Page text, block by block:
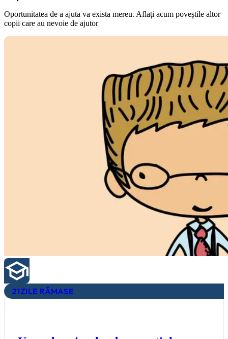
Oportunitatea de a ajuta va exista mereu. Aflați acum poveștile altor
copii care au nevoie de ajutor
21ZILE RĂMASE